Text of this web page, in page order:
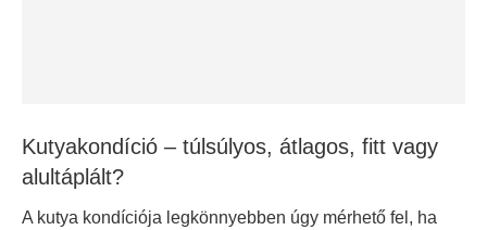
Kutyakondíció – túlsúlyos, átlagos, fitt vagy
alultáplált?
A kutya kondíciója legkönnyebben úgy mérhető fel, ha